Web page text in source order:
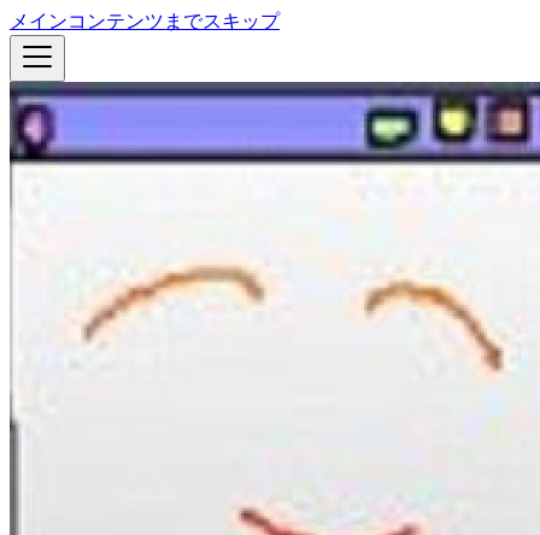
メインコンテンツまでスキップ